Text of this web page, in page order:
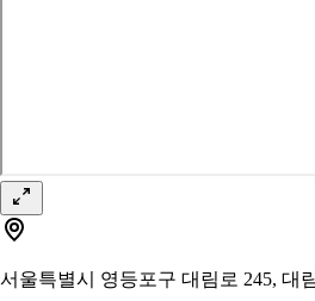
서울특별시 영등포구 대림로 245, 대